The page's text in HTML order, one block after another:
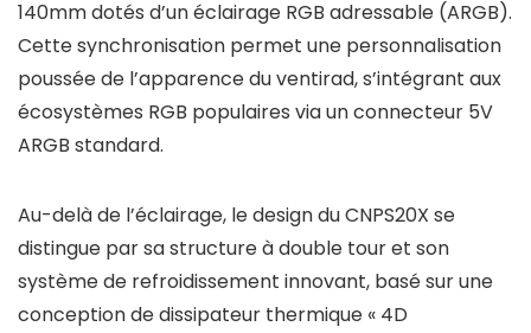
140mm dotés d’un éclairage RGB adressable (ARGB).
Cette synchronisation permet une personnalisation
poussée de l’apparence du ventirad, s’intégrant aux
écosystèmes RGB populaires via un connecteur 5V
ARGB standard.
Au-delà de l’éclairage, le design du CNPS20X se
distingue par sa structure à double tour et son
système de refroidissement innovant, basé sur une
conception de dissipateur thermique « 4D